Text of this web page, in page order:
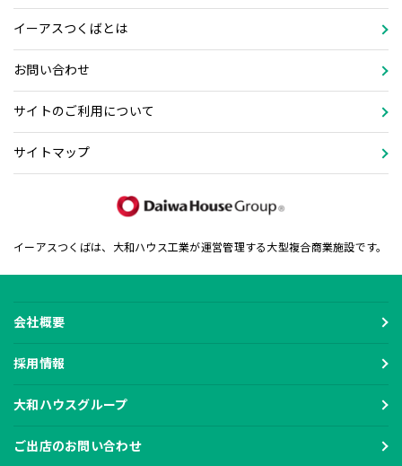
イーアスつくばとは
お問い合わせ
サイトのご利用について
サイトマップ
イーアスつくばは、大和ハウス工業が運営管理する大型複合商業施設です。
会社概要
採用情報
大和ハウスグループ
ご出店のお問い合わせ